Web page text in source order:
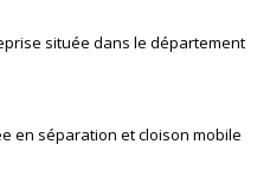
située dans le département
en séparation et cloison mobile